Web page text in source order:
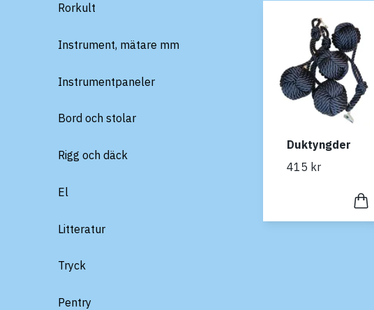
Rorkult
Instrument, mätare mm
Instrumentpaneler
Bord och stolar
Rigg och däck
El
Litteratur
Tryck
Pentry
Duktyngder
415 kr